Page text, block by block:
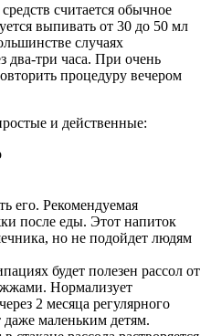
считается обычное
выпивать от 30 до 50 мл
случаях
два-три часа. При очень
процедуру вечером
и действенные:
его. Рекомендуемая
после еды. Этот напиток
но не подойдет людям
будет полезен рассол от
Нормализует
2 месяца регулярного
маленьким детям.